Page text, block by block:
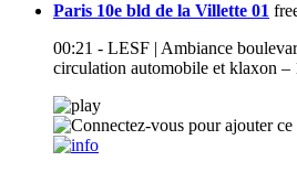
Paris 10e bld de la Villette 01
00:21 - LESF | Ambiance
circulation automobile et klaxon